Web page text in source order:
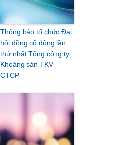
Thông báo tổ chức Đại
hội đồng cổ đông lần
thứ nhất Tổng công ty
Khoáng sản TKV –
CTCP